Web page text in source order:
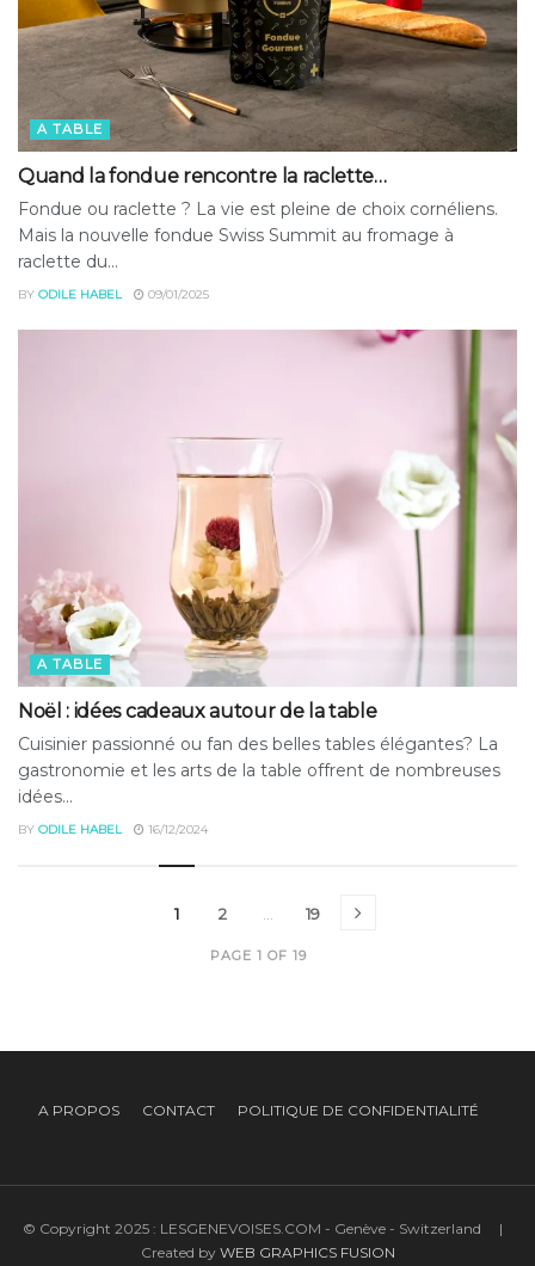
A TABLE
Quand la fondue rencontre la raclette…
Fondue ou raclette ? La vie est pleine de choix cornéliens.
Mais la nouvelle fondue Swiss Summit au fromage à
raclette du...
BY ODILE HABEL 09/01/2025
A TABLE
Noël : idées cadeaux autour de la table
Cuisinier passionné ou fan des belles tables élégantes? La
gastronomie et les arts de la table offrent de nombreuses
idées...
BY ODILE HABEL 16/12/2024
PAGE 1 OF 19
1 2 19
A PROPOS CONTACT POLITIQUE DE CONFIDENTIALITÉ
© Copyright 2025 : LESGENEVOISES.COM - Genève - Switzerland |
Created by WEB GRAPHICS FUSION